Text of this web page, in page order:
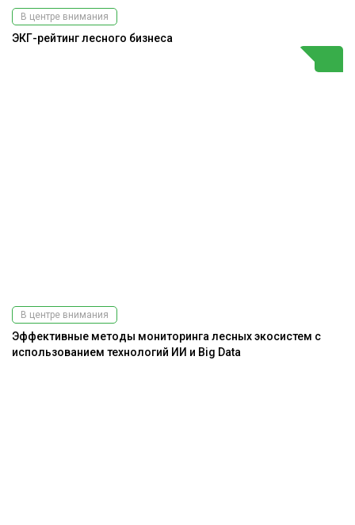
В центре внимания
ЭКГ-рейтинг лесного бизнеса
В центре внимания
Эффективные методы мониторинга лесных экосистем с
использованием технологий ИИ и Big Data